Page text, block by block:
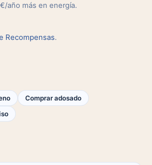
año más en energía.
Recompensas.
Comprar adosado